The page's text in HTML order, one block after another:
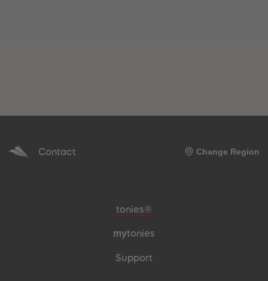
Contact Change Region
Meta navigation footer
tonies®
mytonies
Support